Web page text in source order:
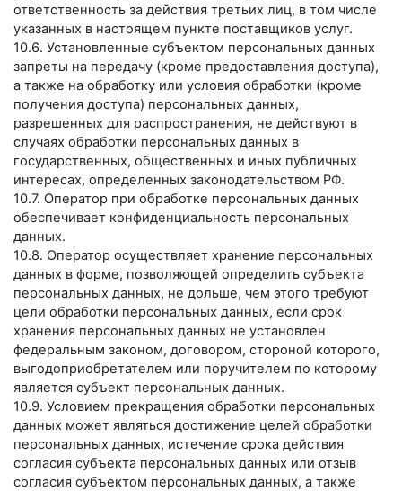
ответственность за действия третьих лиц, в том числе
указанных в настоящем пункте поставщиков услуг.
10.6. Установленные субъектом персональных данных
запреты на передачу (кроме предоставления доступа),
а также на обработку или условия обработки (кроме
получения доступа) персональных данных,
разрешенных для распространения, не действуют в
случаях обработки персональных данных в
государственных, общественных и иных публичных
интересах, определенных законодательством РФ.
10.7. Оператор при обработке персональных данных
обеспечивает конфиденциальность персональных
данных.
10.8. Оператор осуществляет хранение персональных
данных в форме, позволяющей определить субъекта
персональных данных, не дольше, чем этого требуют
цели обработки персональных данных, если срок
хранения персональных данных не установлен
федеральным законом, договором, стороной которого,
выгодоприобретателем или поручителем по которому
является субъект персональных данных.
10.9. Условием прекращения обработки персональных
данных может являться достижение целей обработки
персональных данных, истечение срока действия
согласия субъекта персональных данных или отзыв
согласия субъектом персональных данных, а также